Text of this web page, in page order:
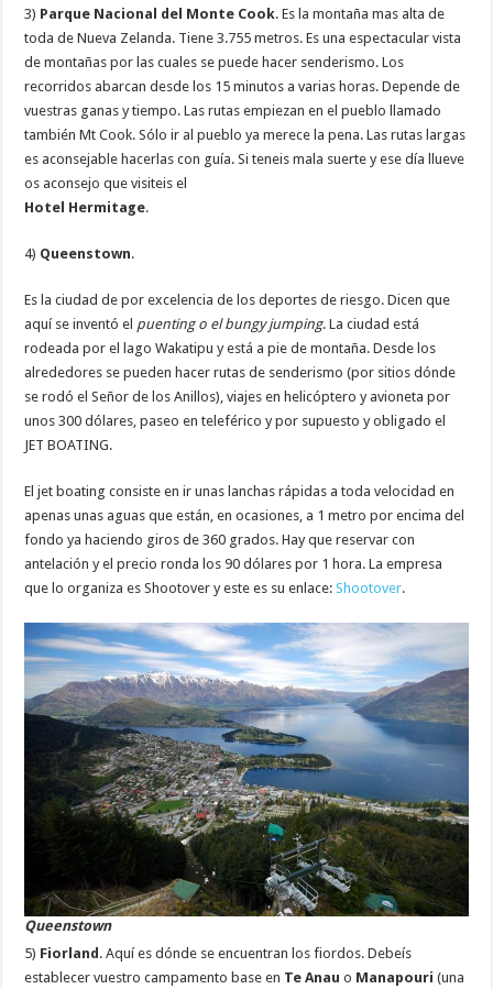
3) Parque Nacional del Monte Cook. Es la montaña mas alta de
toda de Nueva Zelanda. Tiene 3.755 metros. Es una espectacular vista
de montañas por las cuales se puede hacer senderismo. Los
recorridos abarcan desde los 15 minutos a varias horas. Depende de
vuestras ganas y tiempo. Las rutas empiezan en el pueblo llamado
también Mt Cook. Sólo ir al pueblo ya merece la pena. Las rutas largas
es aconsejable hacerlas con guía. Si teneis mala suerte y ese día llueve
os aconsejo que visiteis el
Hotel Hermitage.
4) Queenstown.
Es la ciudad de por excelencia de los deportes de riesgo. Dicen que
aquí se inventó el puenting o el bungy jumping. La ciudad está
rodeada por el lago Wakatipu y está a pie de montaña. Desde los
alrededores se pueden hacer rutas de senderismo (por sitios dónde
se rodó el Señor de los Anillos), viajes en helicóptero y avioneta por
unos 300 dólares, paseo en teleférico y por supuesto y obligado el
JET BOATING.
El jet boating consiste en ir unas lanchas rápidas a toda velocidad en
apenas unas aguas que están, en ocasiones, a 1 metro por encima del
fondo ya haciendo giros de 360 grados. Hay que reservar con
antelación y el precio ronda los 90 dólares por 1 hora. La empresa
que lo organiza es Shootover y este es su enlace:Shootover.
Queenstown
5) Fiorland . Aquí es dónde se encuentran los fiordos. Debeís
establecer vuestro campamento base en Te Anau o Manapouri (una